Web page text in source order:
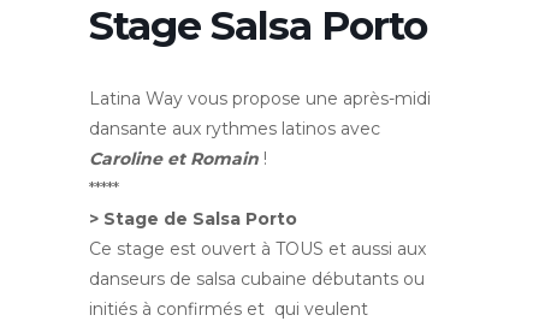
Stage Salsa Porto
Latina Way vous propose une après-midi
dansante aux rythmes latinos avec
Caroline et Romain !
*****
> Stage de Salsa Porto
Ce stage est ouvert à TOUS et aussi aux
danseurs de salsa cubaine débutants ou
initiés à confirmés et qui veulent